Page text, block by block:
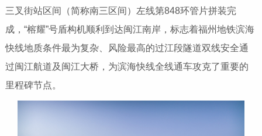
三叉街站区间（简称南三区间）左线第848环管片拼装完
成，“榕耀”号盾构机顺利到达闽江南岸，标志着福州地铁滨海
快线地质条件最为复杂、风险最高的过江段隧道双线安全通
过闽江航道及闽江大桥，为滨海快线全线通车攻克了重要的
里程碑节点。